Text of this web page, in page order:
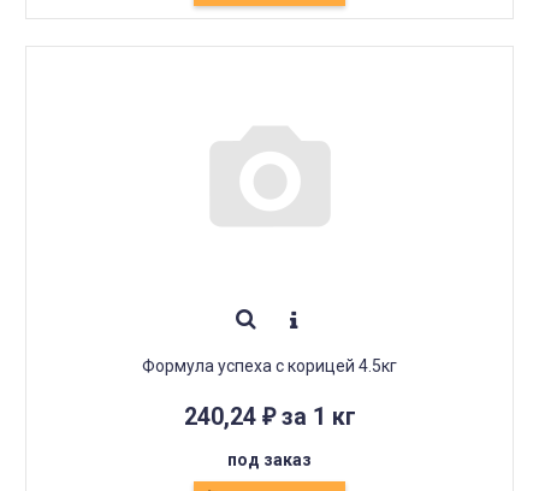
Формула успеха с корицей 4.5кг
240,24 ₽за 1 кг
под заказ